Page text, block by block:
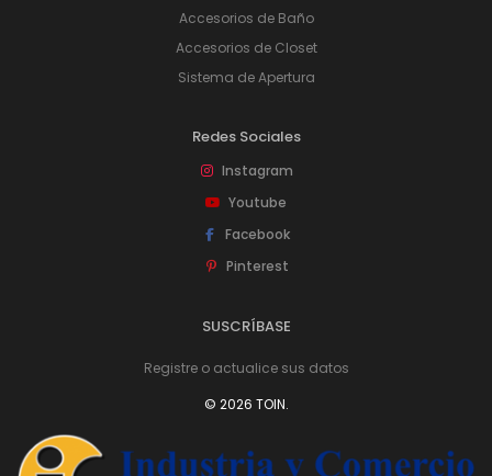
Accesorios de Baño
Accesorios de Closet
Sistema de Apertura
Redes Sociales
Instagram
Youtube
Facebook
Pinterest
SUSCRÍBASE
Registre o actualice sus datos
© 2026 TOIN.